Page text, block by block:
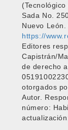
Sada No.
Nuevo León.
https://
Editores
Capistrán/
de derecho
otorgados
Autor.
número: